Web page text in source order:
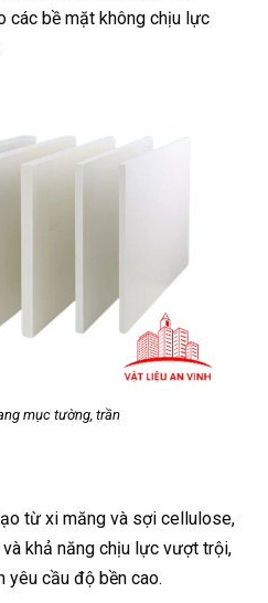
bề mặt không chịu lực
mục tường, trần
từ xi măng và sợi cellulose,
khả năng chịu lực vượt trội,
yêu cầu độ bền cao.